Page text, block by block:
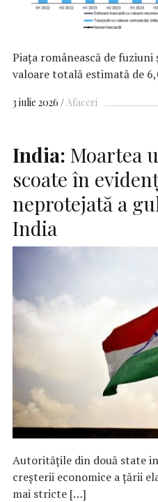
Piața românească de
valoare totală estimată de
3 iulie 2026 Afaceri
India: Moartea
scoate în
neprotejată a
India
Autoritățile din două state
creșterii economice a țării
mai stricte […]